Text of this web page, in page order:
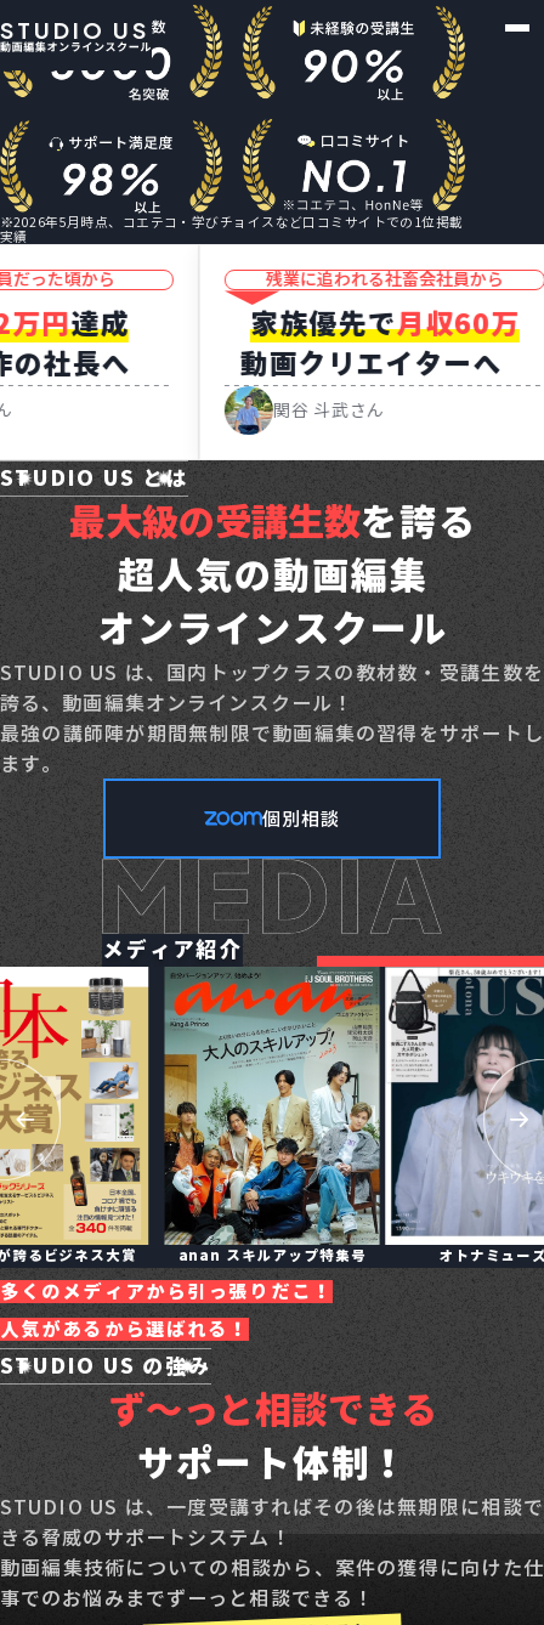
STUDIO US
あなたの動画編集スキルを
最強の武器に。
※2026年5月時点、コエテコ・学びチョイスなど口コミサイトでの1位掲載
実績
残業に追われる社畜会社員から
家族優先で月収60万
動画クリエイターへ
関谷 斗武さん
STUDIO US とは
最大級の受講生数を誇る
超人気の動画編集
オンラインスクール
STUDIO US は、国内トップクラスの教材数・受講生数を
誇る、動画編集オンラインスクール！
最強の講師陣が期間無制限で動画編集の習得をサポートし
ます。
個別相談
メディア紹介
誇るビジネス大賞 anan スキルアップ特集号 オトナミュー
多くのメディアから引っ張りだこ！
人気があるから選ばれる！
STUDIO US の強み
ず～っと相談できる
サポート体制！
STUDIO US は、一度受講すればその後は無期限に相談で
きる脅威のサポートシステム！
動画編集技術についての相談から、案件の獲得に向けた仕
事でのお悩みまでずーっと相談できる！